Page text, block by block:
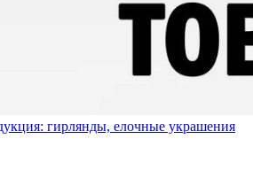
гирлянды, елочные украшения